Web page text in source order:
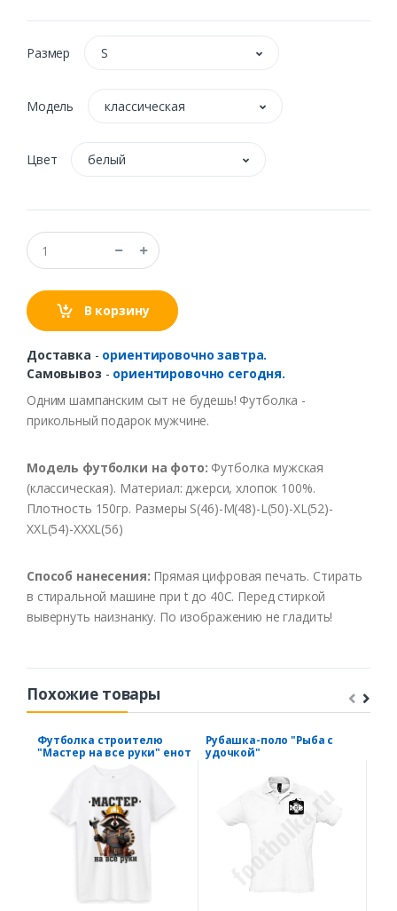
Размер S
Модель классическая
Цвет белый
В корзину
Доставка - ориентировочно завтра.
Самовывоз - ориентировочно сегодня.
Одним шампанским сыт не будешь! Футболка -
прикольный подарок мужчине.
Модель футболки на фото: Футболка мужская
(классическая). Материал: джерси, хлопок 100%.
Плотность 150гр. Размеры S(46)-M(48)-L(50)-XL(52)-
XXL(54)-XXXL(56)
Способ нанесения: Прямая цифровая печать. Стирать
в стиральной машине при t до 40С. Перед стиркой
вывернуть наизнанку. По изображению не гладить!
Похожие товары
Футболка строителю
"Мастер на все руки" енот
Рубашка-поло "Рыба с
удочкой"